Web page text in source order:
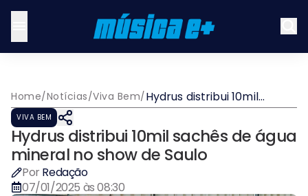
Home/Notícias/Viva Bem/Hydrus distribui 10mil
sachês de água mineral no
VIVA BEM
Hydrus distribui 10mil sachês de água
mineral no show de Saulo
Por Redação
07/01/2025 às 08:30